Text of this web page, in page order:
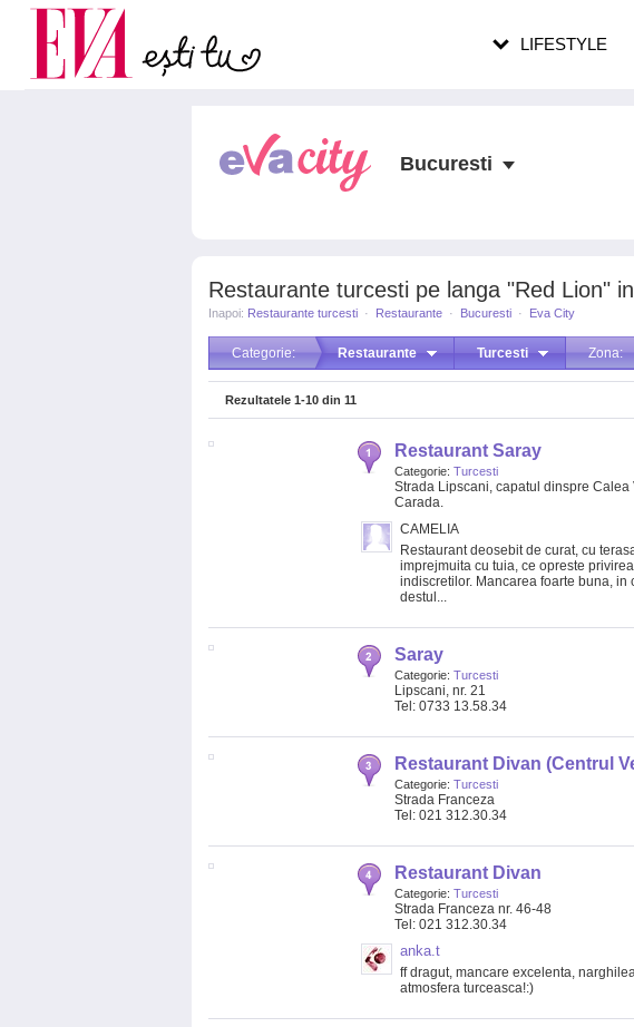
Restaurante turcesti pe langa "Red Lion"
Inapoi: Restaurante turcesti · Restaurante · Bucuresti · Eva City
Categorie: Restaurante Turcesti Zona:
Rezultatele 1-10 din 11
Restaurant Saray
Categorie: Turcesti
Strada Lipscani, capatul dinspre
Carada.
CAMELIA
Restaurant deosebit de curat, cu
imprejmuita cu tuia, ce opreste privirea
indiscretilor. Mancarea foarte buna, in
destul...
Saray
Categorie: Turcesti
Lipscani, nr. 21
Tel: 0733 13.58.34
Restaurant Divan (Centrul
Categorie: Turcesti
Strada Franceza
Tel: 021 312.30.34
Restaurant Divan
Categorie: Turcesti
Strada Franceza nr. 46-48
Tel: 021 312.30.34
anka.t
ff dragut, mancare excelenta,
atmosfera turceasca!:)
Bucuresti
LIFESTYLE
Carieră
Actualitate